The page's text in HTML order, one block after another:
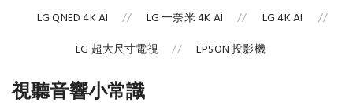
LG QNED 4K AI
LG 一奈米 4K AI
LG 4K AI
LG 超大尺寸電視
EPSON 投影機
視聽音響小常識